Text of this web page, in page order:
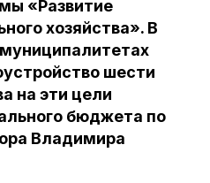
«Развитие
хозяйства». В
шести
на эти цели
бюджета по
Владимира